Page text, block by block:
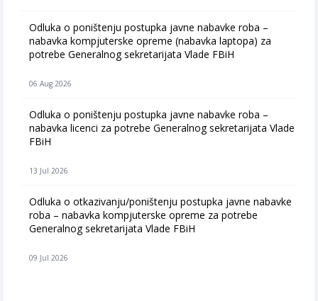
Odluka o poništenju postupka javne nabavke roba –
nabavka kompjuterske opreme (nabavka laptopa) za
potrebe Generalnog sekretarijata Vlade FBiH
06 Aug 2026
Odluka o poništenju postupka javne nabavke roba –
nabavka licenci za potrebe Generalnog sekretarijata Vlade
FBiH
13 Jul 2026
Odluka o otkazivanju/poništenju postupka javne nabavke
roba – nabavka kompjuterske opreme za potrebe
Generalnog sekretarijata Vlade FBiH
09 Jul 2026